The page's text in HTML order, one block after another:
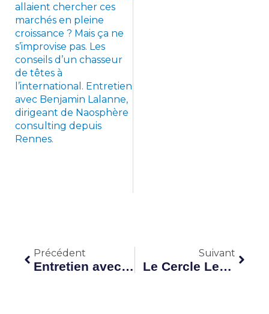
allaient chercher ces
marchés en pleine
croissance ? Mais ça ne
s’improvise pas. Les
conseils d’un chasseur
de têtes à
l’international. Entretien
avec Benjamin Lalanne,
dirigeant de Naosphère
consulting depuis
Rennes.
Précédent
Précédent
Entretien avec Xavier de Saint Marc, directeur financier à temps partagé.
Suivant
Le Cercle Les Echos : le CDI ne fait plus le bonheur